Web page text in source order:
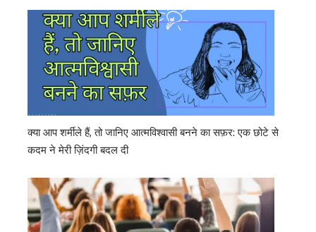
क्या आप शर्मीले हैं, तो जानिए आत्मविश्वासी बनने का सफ़र: एक छोटे से
कदम ने मेरी ज़िंदगी बदल दी